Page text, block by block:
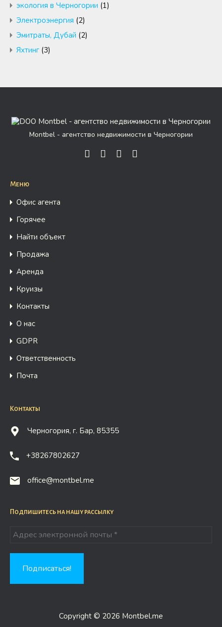
экология в Черногории (1)
Электроэнергия (2)
Эмитраты, Дубай (2)
Яхтинг (3)
Montbel - агентство недвижимости в Черногории
Меню
Офис агента
Горячее
Найти объект
Продажа
Аренда
Круизы
Контакты
О нас
GDPR
Ответственность
Почта
Контакты
Черногория, г. Бар, 85355
+38267802627
office@montbel.me
Подпишитесь на нашу рассылку
Copyright © 2026 Montbel.me